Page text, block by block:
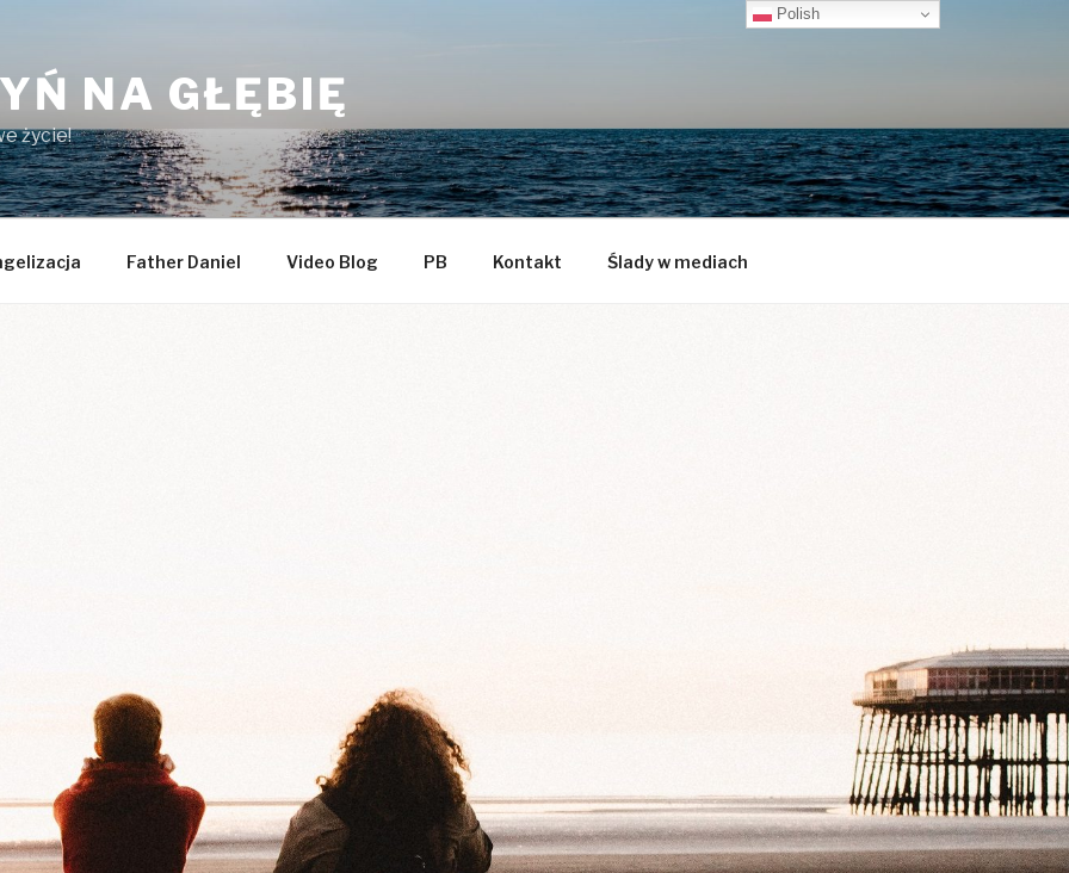
NA GŁĘBIĘ
życie!
Father Daniel Video Blog PB Kontakt Ślady w mediach
Polish